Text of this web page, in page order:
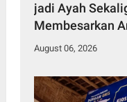
jadi Ayah
Membesarkan
August 06, 2026